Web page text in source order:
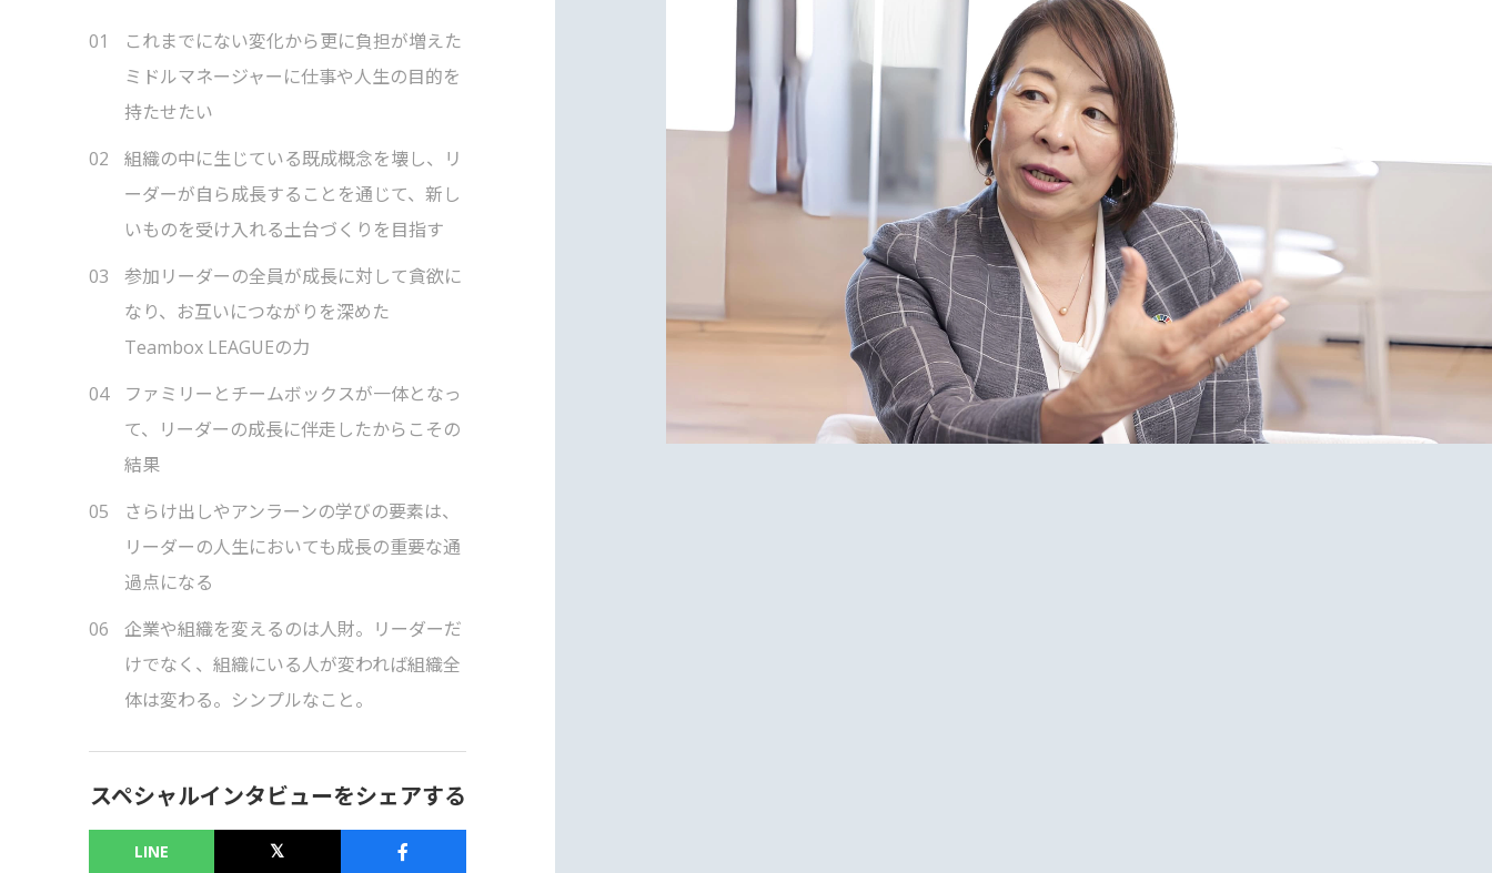
これまでにない変化から更に負担が増えた
ミドルマネージャーに仕事や人生の目的を
持たせたい
組織の中に生じている既成概念を壊し、リ
ーダーが自ら成長することを通じて、新し
いものを受け入れる土台づくりを目指す
参加リーダーの全員が成長に対して貪欲に
なり、お互いにつながりを深めた
Teambox LEAGUEの力
ファミリーとチームボックスが一体となっ
て、リーダーの成長に伴走したからこその
結果
さらけ出しやアンラーンの学びの要素は、
リーダーの人生においても成長の重要な通
過点になる
企業や組織を変えるのは人財。リーダーだ
けでなく、組織にいる人が変われば組織全
体は変わる。シンプルなこと。
スペシャルインタビューをシェアする
LINE